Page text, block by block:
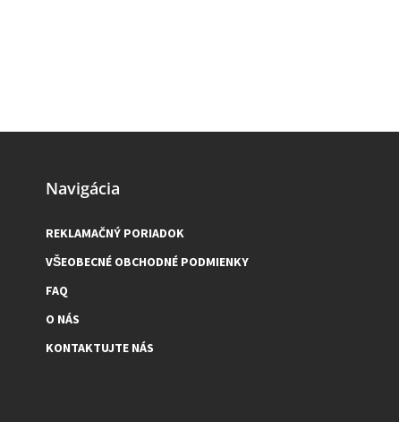
Navigácia
REKLAMAČNÝ PORIADOK
VŠEOBECNÉ OBCHODNÉ PODMIENKY
FAQ
O NÁS
KONTAKTUJTE NÁS